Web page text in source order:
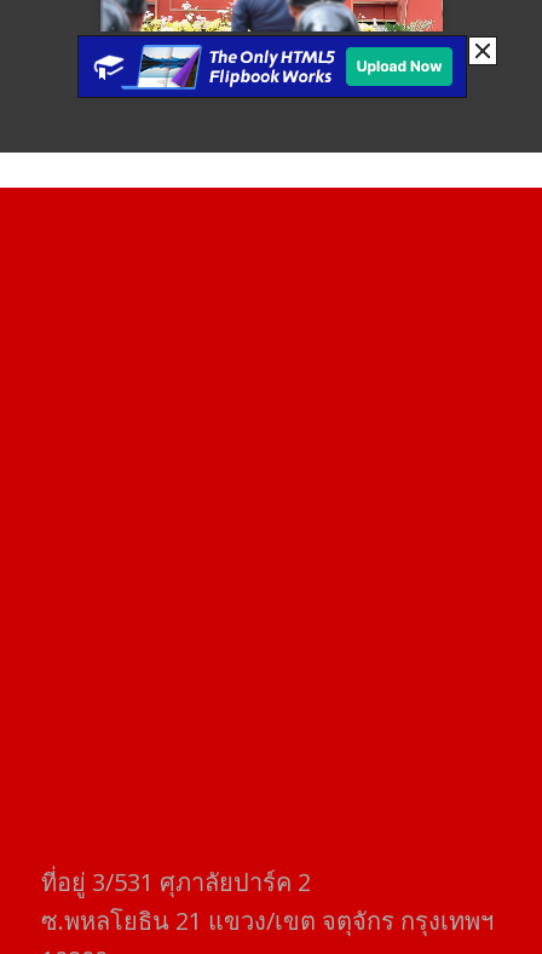
ที่อยู่​ 3/531​ ศุภาลัยปาร์ค​ 2
ซ.พหลโยธิน​ 21​ แขวง/เขต​ จตุจักร​ กรุงเทพฯ